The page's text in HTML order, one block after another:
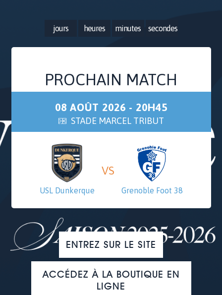
jours heures minutes secondes
PROCHAIN MATCH
08 AOÛT 2026 - 20H45
STADE MARCEL TRIBUT
USL Dunkerque
VS
Grenoble Foot 38
ENTREZ SUR LE SITE
ACCÉDEZ À LA BOUTIQUE EN
LIGNE